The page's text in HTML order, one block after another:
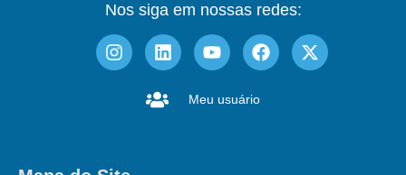
Nos siga em nossas redes:
Meu usuário